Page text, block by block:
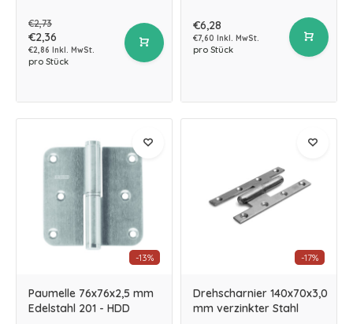
€2,73
€2,36
€2,86 Inkl. MwSt.
pro Stück
€6,28
€7,60 Inkl. MwSt.
pro Stück
-13%
Paumelle 76x76x2,5 mm
Edelstahl 201 - HDD
-17%
Drehscharnier 140x70x3,0
mm verzinkter Stahl